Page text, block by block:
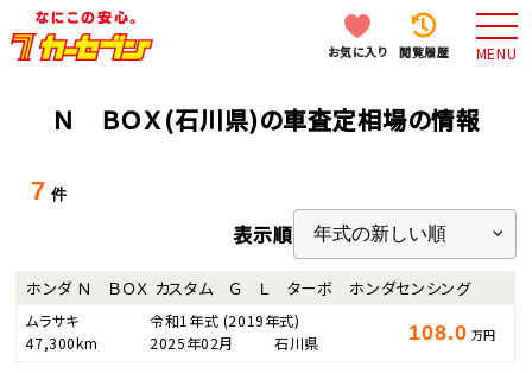
お気に入り 閲覧履歴 MENU
Ｎ ＢＯＸ(石川県)の車査定相場の情報
7 件
表示順
ホンダ Ｎ ＢＯＸ カスタム Ｇ Ｌ ターボ ホンダセンシング
ムラサキ 令和1年式 (2019年式)
47,300km
2025年02月 石川県 108.0 万円